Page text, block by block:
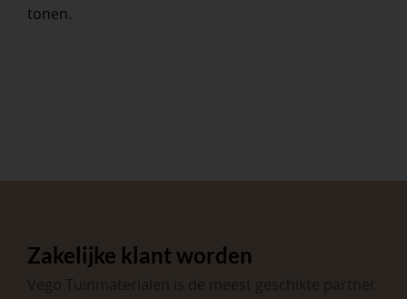
tonen.
Zakelijke klant worden
Vego Tuinmaterialen is de meest geschikte partner